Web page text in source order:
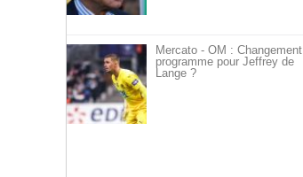
Mercato - OM :
programme pour Jeffrey de
Lange ?